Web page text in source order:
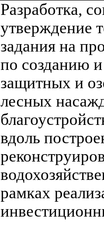
Разработка,
утверждение
задания на
по созданию
защитных и
лесных
вдоль
рамках